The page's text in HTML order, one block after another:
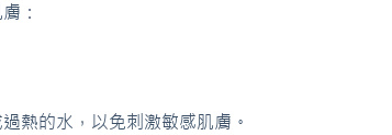
：
熱的水，以免刺激敏感肌膚。